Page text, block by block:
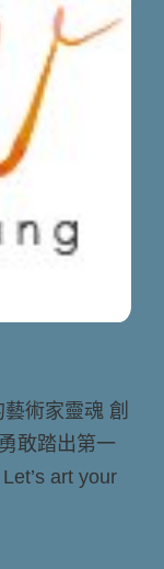
術家靈魂 創
敢踏出第一
art your